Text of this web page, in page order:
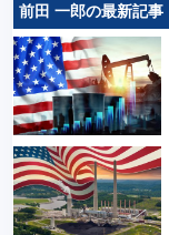
前田 一郎の最新記事